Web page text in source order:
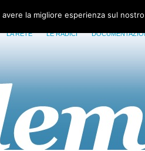
LA RETE LE RADICI
la migliore esperienza sul